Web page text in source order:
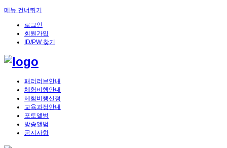
메뉴 건너뛰기
로그인
회원가입
ID/PW 찾기
패러러브안내
체험비행안내
체험비행신청
교육과정안내
포토앨범
방송앨범
공지사항